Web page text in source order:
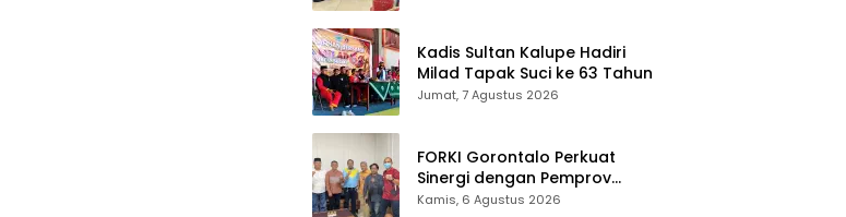
Kadis Sultan Kalupe Hadiri
Milad Tapak Suci ke 63 Tahun
Jumat, 7 Agustus 2026
FORKI Gorontalo Perkuat
Sinergi dengan Pemprov
Jelang Kejurda Liga 1 Piala
Kamis, 6 Agustus 2026